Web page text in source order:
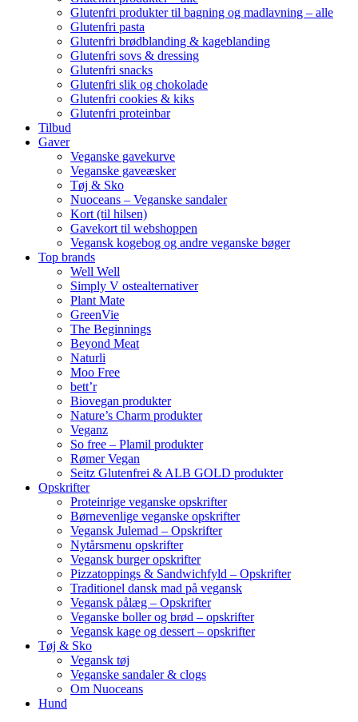
Glutenfri produkter til bagning og madlavning – alle
Glutenfri pasta
Glutenfri brødblanding & kageblanding
Glutenfri sovs & dressing
Glutenfri snacks
Glutenfri slik og chokolade
Glutenfri cookies & kiks
Glutenfri proteinbar
Tilbud
Gaver
Veganske gavekurve
Veganske gaveæsker
Tøj & Sko
Nuoceans – Veganske sandaler
Kort (til hilsen)
Gavekort til webshoppen
Vegansk kogebog og andre veganske bøger
Top brands
Well Well
Simply V ostealternativer
Plant Mate
GreenVie
The Beginnings
Beyond Meat
Naturli
Moo Free
bett’r
Biovegan produkter
Nature’s Charm produkter
Veganz
So free – Plamil produkter
Rømer Vegan
Seitz Glutenfrei & ALB GOLD produkter
Opskrifter
Proteinrige veganske opskrifter
Børnevenlige veganske opskrifter
Vegansk Julemad – Opskrifter
Nytårsmenu opskrifter
Vegansk burger opskrifter
Pizzatoppings & Sandwichfyld – Opskrifter
Traditionel dansk mad på vegansk
Vegansk pålæg – Opskrifter
Veganske boller og brød – opskrifter
Vegansk kage og dessert – opskrifter
Tøj & Sko
Vegansk tøj
Veganske sandaler & clogs
Om Nuoceans
Hund